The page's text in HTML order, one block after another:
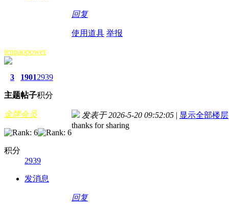
回复
使用道具 举报
tenpaopower
3
主题
1901
帖子
2939
积分
金牌会员
积分
2939
发消息
发表于 2026-5-20 09:52:05 | 显示全部楼层
thanks for sharing
回复